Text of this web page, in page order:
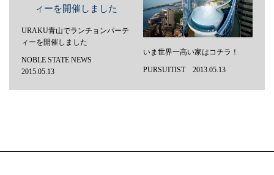
URAKU青山でランチョンパーテ
ィーを開催しました
NOBLE STATE NEWS
2015.05.13
いま世界一高い家はコチラ！
PURSUITIST 2013.05.13